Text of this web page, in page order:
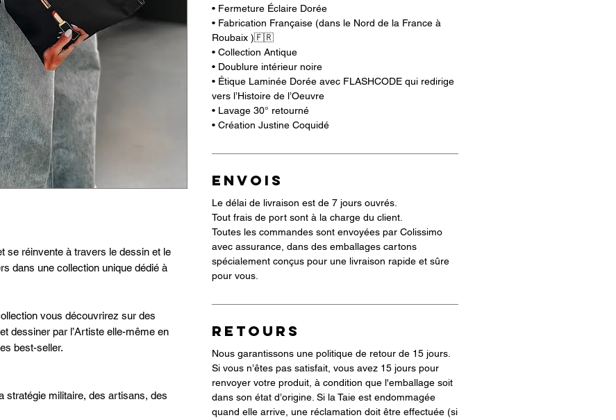
se réinvente à travers le dessin et le
dans une collection unique dédié à
vous découvrirez sur des
dessiner par l’Artiste elle-même en
best-seller.
stratégie militaire, des artisans, des
• Fermeture Éclaire Dorée
• Fabrication Française (dans le Nord de la France à
Roubaix )🇫🇷
• Collection Antique
• Doublure intérieur noire
• Étique Laminée Dorée avec FLASHCODE qui redirige
vers l’Histoire de l’Oeuvre
• Lavage 30° retourné
• Création Justine Coquidé
ENVOIS
Le délai de livraison est de 7 jours ouvrés.
Tout frais de port sont à la charge du client.
Toutes les commandes sont envoyées par Colissimo
avec assurance, dans des emballages cartons
spécialement conçus pour une livraison rapide et sûre
pour vous.
RETOURS
Nous garantissons une politique de retour de 15 jours.
Si vous n’êtes pas satisfait, vous avez 15 jours pour
renvoyer votre produit, à condition que l'emballage soit
dans son état d’origine. Si la Taie est endommagée
quand elle arrive, une réclamation doit être effectuée (si